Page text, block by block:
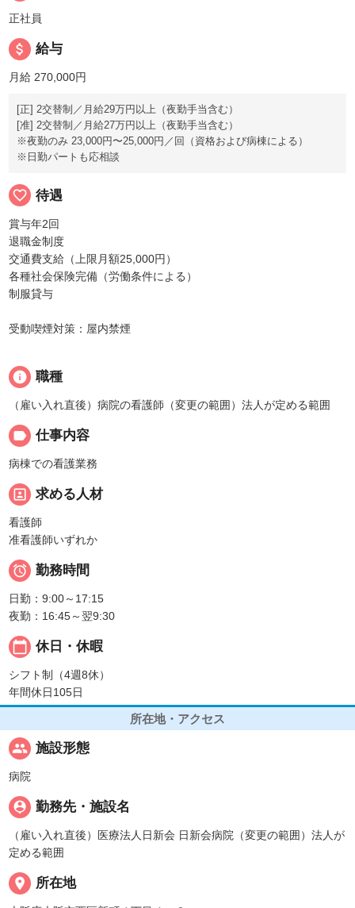
正社員
attach_money 給与
月給 270,000円
[正] 2交替制／月給29万円以上（夜勤手当含む）
[准] 2交替制／月給27万円以上（夜勤手当含む）
※夜勤のみ 23,000円〜25,000円／回（資格および病棟による）
※日勤パートも応相談
favorite_border 待遇
賞与年2回
退職金制度
交通費支給（上限月額25,000円）
各種社会保険完備（労働条件による）
制服貸与
受動喫煙対策：屋内禁煙
info 職種
（雇い入れ直後）病院の看護師（変更の範囲）法人が定める範囲
label 仕事内容
病棟での看護業務
portrait 求める人材
看護師
准看護師いずれか
 勤務時間
日勤：9:00～17:15
夜勤：16:45～翌9:30
calendar_today 休日・休暇
シフト制（4週8休）
年間休日105日
所在地・アクセス
people 施設形態
病院
person_pin 勤務先・施設名
（雇い入れ直後）医療法人日新会 日新会病院（変更の範囲）法人が
定める範囲
place 所在地